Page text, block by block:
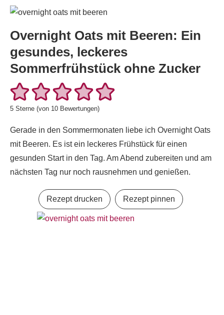
Overnight Oats mit Beeren: Ein
gesundes, leckeres
Sommerfrühstück ohne Zucker
5 Sterne (von 10 Bewertungen)
Gerade in den Sommermonaten liebe ich Overnight Oats
mit Beeren. Es ist ein leckeres Frühstück für einen
gesunden Start in den Tag. Am Abend zubereiten und am
nächsten Tag nur noch rausnehmen und genießen.
Rezept drucken Rezept pinnen